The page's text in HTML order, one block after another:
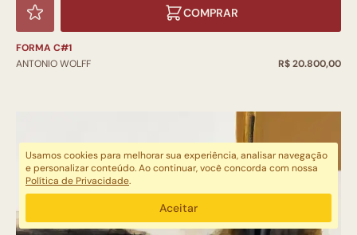
COMPRAR
FORMA C#1
ANTONIO WOLFF
R$ 20.800,00
Usamos cookies para melhorar sua experiência, analisar navegação
e personalizar conteúdo. Ao continuar, você concorda com nossa
Política de Privacidade.
Aceitar